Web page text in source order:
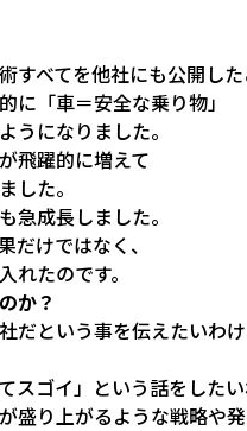
べてを他社にも公開した
に「車＝安全な乗り物」
うになりました。
飛躍的に増えて
した。
急成長しました。
だけではなく、
れたのです。
か？
だという事を伝えたいわ
スゴイ」という話をした
盛り上がるような戦略や発